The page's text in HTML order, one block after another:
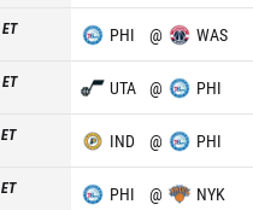
ET PHI @ WAS
ET UTA @ PHI
ET IND @ PHI
ET PHI @ NYK